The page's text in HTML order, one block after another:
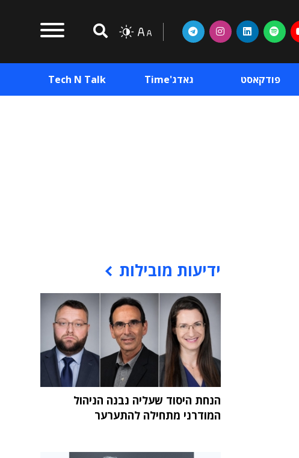
פודקאסט גאדג'Time Tech N Talk
ידיעות מובילות
הנחת היסוד שעליה נבנה הניהול
המודרני מתחילה להתערער